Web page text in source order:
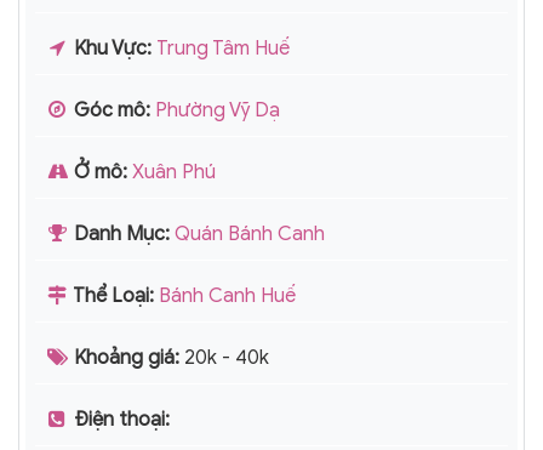
Khu Vực: Trung Tâm Huế
Góc mô: Phường Vỹ Dạ
Ở mô: Xuân Phú
Danh Mục: Quán Bánh Canh
Thể Loại: Bánh Canh Huế
Khoảng giá: 20k - 40k
Điện thoại: